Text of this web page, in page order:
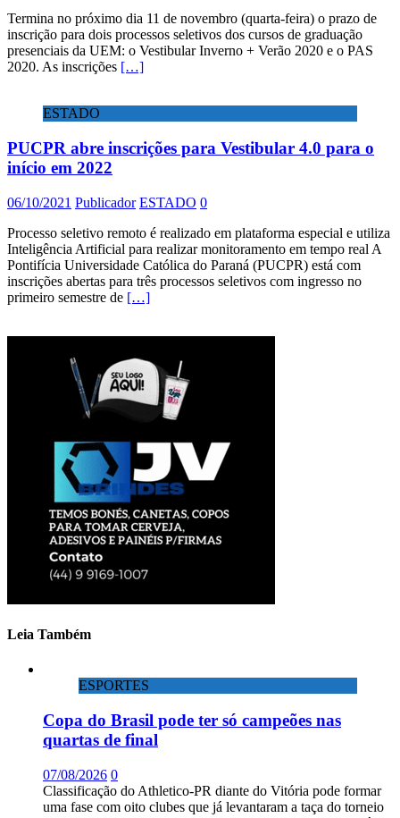
Termina no próximo dia 11 de novembro (quarta-feira) o prazo de
inscrição para dois processos seletivos dos cursos de graduação
presenciais da UEM: o Vestibular Inverno + Verão 2020 e o PAS
2020. As inscrições […]
ESTADO
PUCPR abre inscrições para Vestibular 4.0 para o
início em 2022
06/10/2021 Publicador ESTADO 0
Processo seletivo remoto é realizado em plataforma especial e utiliza
Inteligência Artificial para realizar monitoramento em tempo real A
Pontifícia Universidade Católica do Paraná (PUCPR) está com
inscrições abertas para três processos seletivos com ingresso no
primeiro semestre de […]
Leia Também
ESPORTES
Copa do Brasil pode ter só campeões nas
quartas de final
07/08/2026 0
Classificação do Athletico-PR diante do Vitória pode formar
uma fase com oito clubes que já levantaram a taça do torneio